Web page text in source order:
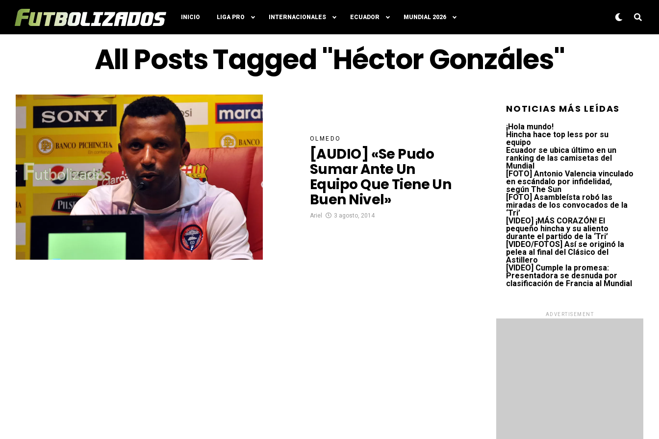
INICIO LIGA PRO INTERNACIONALES ECUADOR MUNDIAL 2026
All Posts Tagged "Héctor Gonzáles"
OLMEDO
[AUDIO] «Se Pudo
Sumar Ante Un
Equipo Que Tiene Un
Buen Nivel»
Ariel 3 agosto, 2014
NOTICIAS MÁS LEÍDAS
¡Hola mundo!
Hincha hace top less por su
equipo
Ecuador se ubica último en un
ranking de las camisetas del
Mundial
[FOTO] Antonio Valencia vinculado
en escándalo por infidelidad,
según The Sun
[FOTO] Asambleísta robó las
miradas de los convocados de la
‘Tri’
[VIDEO] ¡MÁS CORAZÓN! El
pequeño hincha y su aliento
durante el partido de la ‘Tri’
[VIDEO/FOTOS] Así se originó la
pelea al final del Clásico del
Astillero
[VIDEO] Cumple la promesa:
Presentadora se desnuda por
clasificación de Francia al Mundial
ADVERTISEMENT